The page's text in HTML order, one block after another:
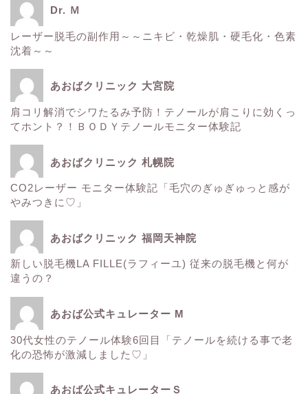
Dr. Ｍ
レーザー脱毛の副作用～～ニキビ・乾燥肌・硬毛化・色素
沈着～～
あおばクリニック 大宮院
肩コリ解消でシワたるみ予防！テノールが肩こりに効くっ
てホント？！ＢＯＤＹテノールモニター体験記
あおばクリニック 札幌院
CO2レーザー モニター体験記「毛穴のぎゅぎゅっと感が
やみつきに♡」
あおばクリニック 福岡天神院
新しい脱毛機LA FILLE(ラフィーユ) 従来の脱毛機と何が
違うの？
あおば公式キュレーター M
30代女性のテノール体験6回目「テノールを続ける事で老
化の恐怖が激減しました♡」
あおば公式キュレーターＳ
健康
肌
ウルトラアクセント
サーマクール
レーザートーニング